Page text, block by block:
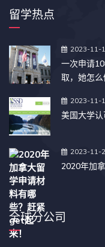
留学热点
2023-11-
一次申请
取，她怎么
2023-11-
美国大学认
2023-11-
2020年加
全球分公司